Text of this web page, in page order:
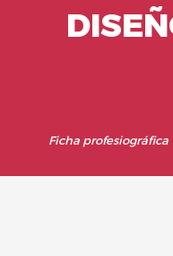
Ficha profesiográfica